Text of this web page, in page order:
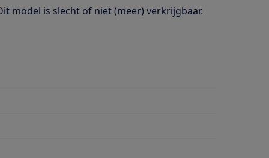
model is slecht of niet (meer) verkrijgbaar.